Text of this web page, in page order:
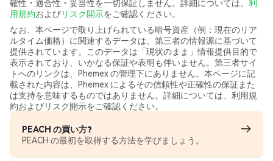
確性・適合性・妥当性を一切保証しません。詳細については、 利
用規約およびリスク開示をご確認ください。
なお、本ページで取り上げられている暗号資産（例：現在のリア
ルタイム価格）に関連するデータは、第三者の情報源に基づいて
提供されています。このデータは「現状のまま」情報提供目的で
表示されており、いかなる保証や表明も伴いません。第三者サイ
トへのリンクは、Phemex の管理下にありません。本ページに記
載された内容は、Phemex によるその信頼性や正確性の保証また
は支持を意味するものではありません。詳細については、利用規
約およびリスク開示をご確認ください。
PEACH の買い方?
PEACH の最初を取得する方法を学びましょう。